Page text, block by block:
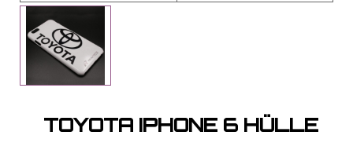
TOYOTA IPHONE 6 HÜLLE